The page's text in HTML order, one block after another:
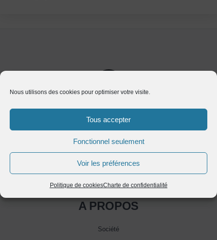
Nous utilisons des cookies pour optimiser votre visite.
Tous accepter
Fonctionnel seulement
Voir les préférences
Politique de cookiesCharte de confidentialité
A PROPOS
Société